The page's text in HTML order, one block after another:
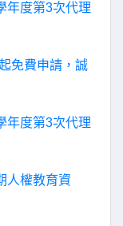
年度第3次代理
免費申請，誠
年度第3次代理
人權教育資